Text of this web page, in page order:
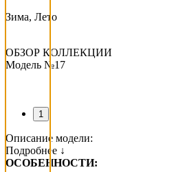
Зима, Лето
ОБЗОР КОЛЛЕКЦИИ
Модель №17
1
Описание модели:
Подробнее ↓
ОСОБЕННОСТИ: